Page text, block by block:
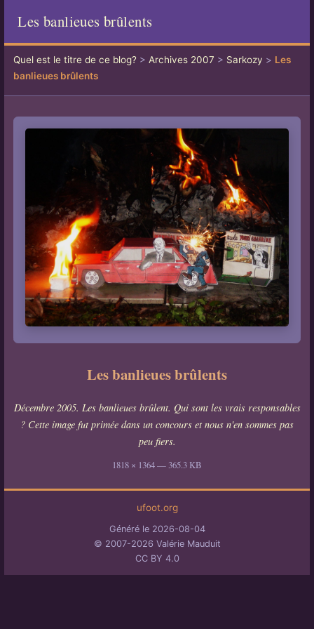
Les banlieues brûlents
Quel est le titre de ce blog?> Archives 2007 > Sarkozy > Les
banlieues brûlents
Les banlieues brûlents
Décembre 2005. Les banlieues brûlent. Qui sont les vrais responsables
? Cette image fut primée dans un concours et nous n'en sommes pas
peu fiers.
1818 × 1364 — 365.3 KB
ufoot.org
Généré le 2026-08-04
© 2007-2026 Valérie Mauduit
CC BY 4.0